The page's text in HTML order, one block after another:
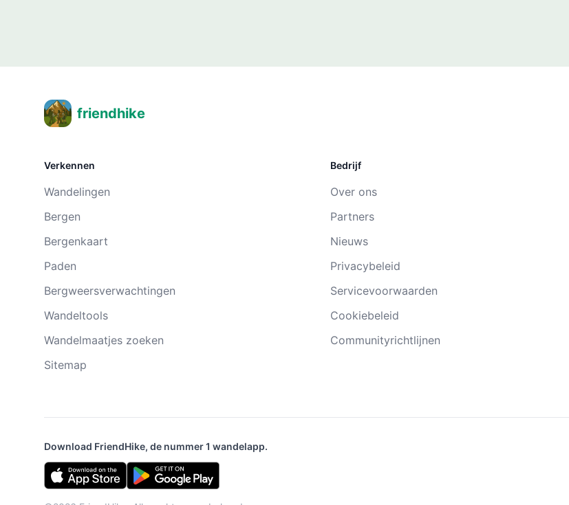
friendhike
Verkennen
Wandelingen
Bergen
Bergenkaart
Paden
Bergweersverwachtingen
Wandeltools
Wandelmaatjes zoeken
Sitemap
Bedrijf
Over ons
Partners
Nieuws
Privacybeleid
Servicevoorwaarden
Cookiebeleid
Communityrichtlijnen
Download FriendHike, de nummer 1 wandelapp.